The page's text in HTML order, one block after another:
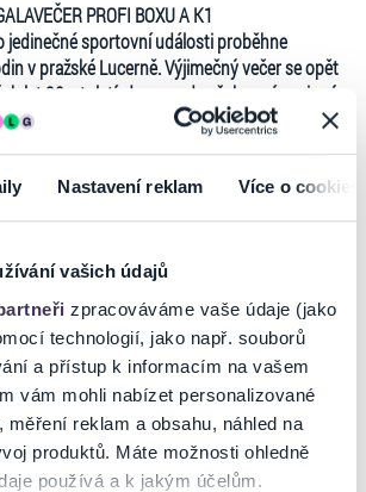
Nastavení reklam Více o cookies
vašich údajů
zpracováváme vaše údaje (jako
technologií, jako např. souborů
a přístup k informacím na vašem
vám mohli nabízet personalizované
měření reklam a obsahu, náhled na
produktů. Máte možnosti ohledně
používá a k jakým účelům.
PROFI BOXU A K1
jedinečné sportovní události proběhne
v pražské Lucerně. Výjimečný večer se opět
let 20. století, dress code však není povinný,
vítán.
k tradici první republiky, kdy se v Lucerně
špičce a toho se pořadatelé drží i v roce
špičkoví bojovníci naší bojové scény. V
Suda, Roman Kracík, Václav Pejsar a mnoho
A ani v roce 2024 tomu nebude jinak!
je výjimečné slavnostní zahájení a pocta jedné
její následné umístění do boxerské Síně slávy.
rok praskat ve švech a přítomnost na této
stává stále prestižnější záležitostí.
VIP stoly s občerstvením - pivo, víno,
zákusky, muffiny atd. - u stolu je 6
Číst více
je zárukou pravosti vstupenek